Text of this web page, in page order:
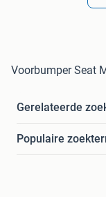
Voorbumper Seat
Gerelateerde
Populaire